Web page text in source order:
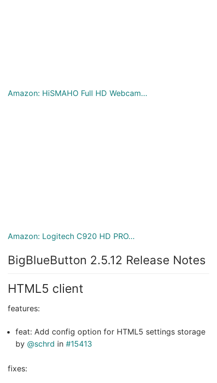
Amazon: HiSMAHO Full HD Webcam…
Amazon: Logitech C920 HD PRO…
BigBlueButton 2.5.12 Release Notes
HTML5 client
features:
feat: Add config option for HTML5 settings storage
by @schrd in #15413
fixes: